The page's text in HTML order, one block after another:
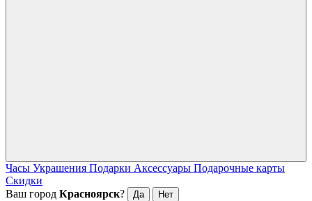
Часы Украшения Подарки Аксессуары Подарочные карты
Скидки
Ваш город Красноярск? Да Нет